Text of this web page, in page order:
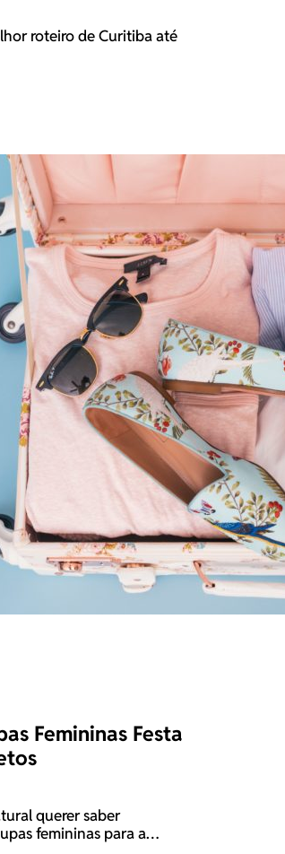
roteiro de Curitiba até
Femininas Festa
querer saber
femininas para a